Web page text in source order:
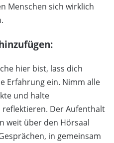
Menschen sich wirklich
hier bist, lass dich
Erfahrung ein. Nimm alle
und halte
Der Aufenthalt
weit über den Hörsaal
in gemeinsam